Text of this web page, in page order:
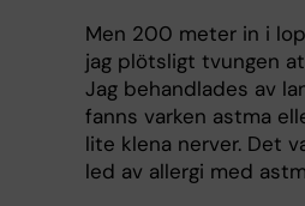
Men 200 meter in i
jag plötsligt tvungen
Jag behandlades av
fanns varken astma
lite klena nerver. Det
led av allergi med